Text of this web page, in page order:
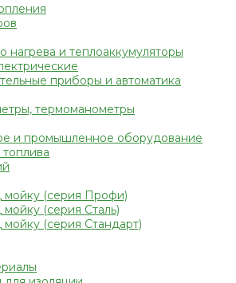
нагрева и теплоаккумуляторы
приборы и автоматика
термоманометры
и промышленное оборудование
мойку (серия Профи)
(серия Сталь)
(серия Стандарт)